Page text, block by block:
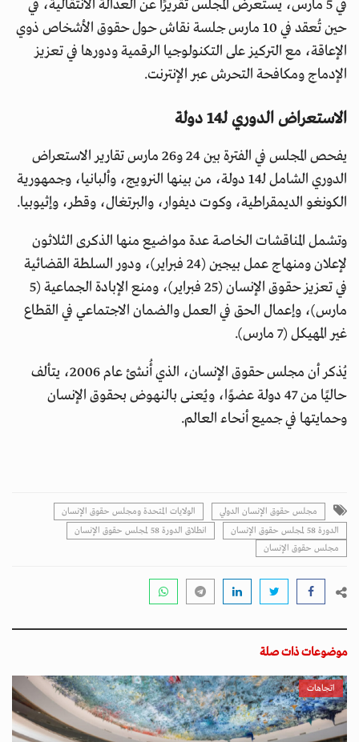
في 5 مارس، يستعرض المجلس تقريرًا عن العدالة الانتقالية، في
حين تُعقد في 10 مارس جلسة نقاش حول حقوق الأشخاص ذوي
الإعاقة، مع التركيز على التكنولوجيا الرقمية ودورها في تعزيز
الإدماج ومكافحة التحرش عبر الإنترنت.
الاستعراض الدوري لـ14 دولة
يفحص المجلس في الفترة بين 24 و26 مارس تقارير الاستعراض
الدوري الشامل لـ14 دولة، من بينها النرويج، وألبانيا، وجمهورية
الكونغو الديمقراطية، وكوت ديفوار، والبرتغال، وقطر، وإثيوبيا.
وتشمل المناقشات الخاصة عدة مواضيع منها الذكرى الثلاثون
لإعلان ومنهاج عمل بيجين (24 فبراير)، ودور السلطة القضائية
في تعزيز حقوق الإنسان (25 فبراير)، ومنع الإبادة الجماعية (5
مارس)، وإعمال الحق في العمل والضمان الاجتماعي في القطاع
غير المهيكل (7 مارس).
يُذكر أن مجلس حقوق الإنسان، الذي أُنشئ عام 2006، يتألف
حاليًا من 47 دولة عضوًا، ويُعنى بالنهوض بحقوق الإنسان
وحمايتها في جميع أنحاء العالم.
مجلس حقوق الإنسان الدولي
الولايات المتحدة ومجلس حقوق الإنسان
الدورة 58 لمجلس حقوق الإنسان
انطلاق الدورة 58 لمجلس حقوق الإنسان
مجلس حقوق الإنسان
موضوعات ذات صلة
اتجاهات